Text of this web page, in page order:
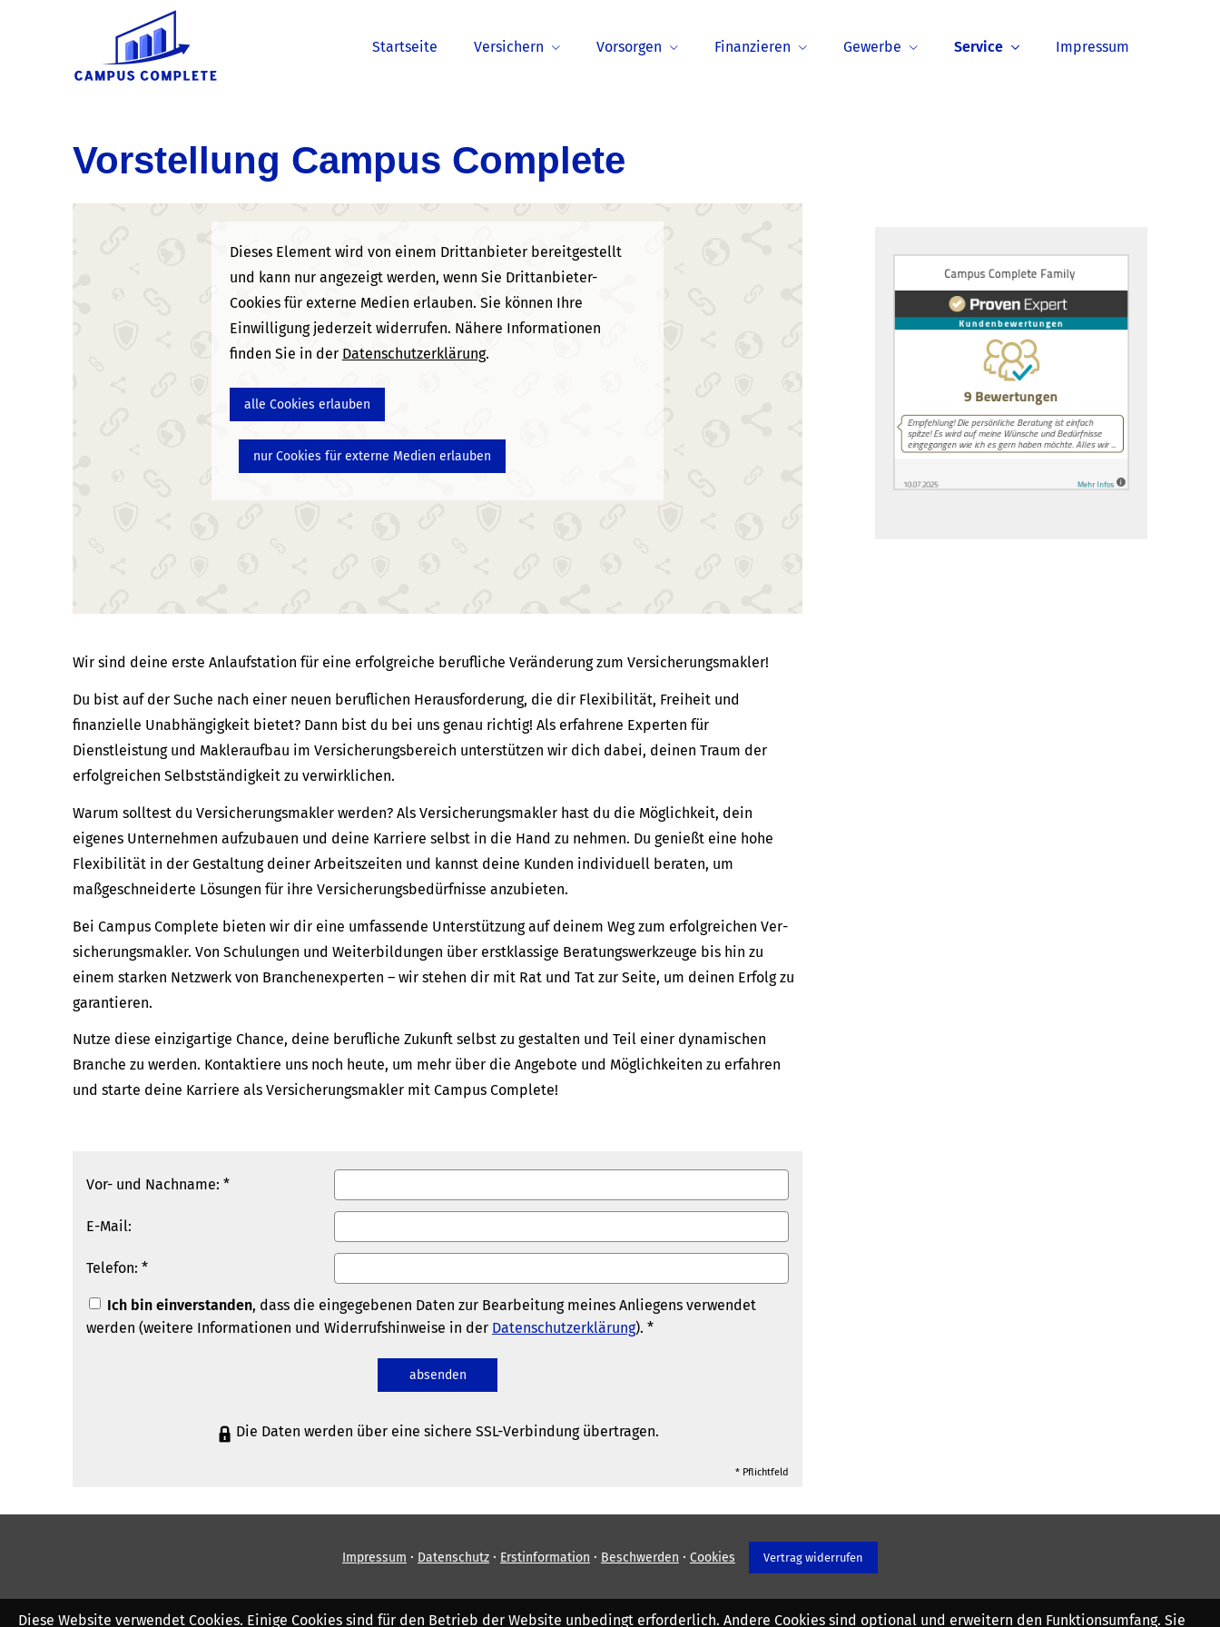
Startseite Versichern Vorsorgen Finanzieren Gewerbe Service Impressum
Vorstellung Campus Complete
Dieses Element wird von einem Drittanbieter bereitgestellt
und kann nur angezeigt werden, wenn Sie Drittanbieter-
Cookies für externe Medien erlauben. Sie können Ihre
Einwilligung jederzeit widerrufen. Nähere Informationen
finden Sie in der Datenschutzerklärung.
alle Cookies erlauben
nur Cookies für externe Medien erlauben
Wir sind deine erste Anlaufstation für eine erfolgreiche berufliche Veränderung zum Ver­sicherungs­makler!
Du bist auf der Suche nach einer neuen beruflichen Herausforderung, die dir Flexibilität, Freiheit und
finanzielle Unabhängigkeit bietet? Dann bist du bei uns genau richtig! Als erfahrene Experten für
Dienstleistung und Makleraufbau im Versicherungsbereich unterstützen wir dich dabei, deinen Traum der
erfolgreichen Selbstständigkeit zu verwirklichen.
Warum solltest du Ver­sicherungs­makler werden? Als Ver­sicherungs­makler hast du die Möglichkeit, dein
eigenes Unternehmen aufzubauen und deine Karriere selbst in die Hand zu nehmen. Du genießt eine hohe
Flexibilität in der Gestaltung deiner Arbeitszeiten und kannst deine Kunden individuell beraten, um
maßgeschneiderte Lösungen für ihre Versicherungsbedürfnisse anzubieten.
Bei Campus Complete bieten wir dir eine umfassende Unterstützung auf deinem Weg zum erfolgreichen Ver­
sicherungs­makler. Von Schulungen und Weiterbildungen über erstklassige Beratungswerkzeuge bis hin zu
einem starken Netzwerk von Branchenexperten – wir stehen dir mit Rat und Tat zur Seite, um deinen Erfolg zu
garantieren.
Nutze diese einzigartige Chance, deine berufliche Zukunft selbst zu gestalten und Teil einer dynamischen
Branche zu werden. Kontaktiere uns noch heute, um mehr über die Angebote und Möglichkeiten zu erfahren
und starte deine Karriere als Ver­sicherungs­makler mit Campus Complete!
Vor- und Nachname: *
E-Mail:
Telefon: *
Ich bin einverstanden, dass die eingegebenen Daten zur Bearbeitung meines Anliegens verwendet
werden (weitere Informationen und Widerrufshinweise in der Datenschutzerklärung). *
absenden
Die Daten werden über eine sichere SSL-Verbindung übertragen.
* Pflichtfeld
Impressum · Datenschutz · Erstinformation · Beschwerden · Cookies Vertrag widerrufen
Diese Website verwendet Cookies. Einige Cookies sind für den Betrieb der Website unbedingt erforderlich. Andere Cookies sind optional und erweitern den Funktionsumfang. Sie